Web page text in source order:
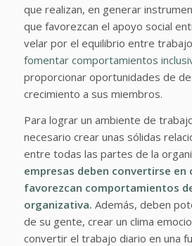
que realizan, en generar
que favorezcan el apoyo social
velar por el equilibrio entre
fomentar comportamientos
proporcionar oportunidades de
crecimiento a sus miembros.
Para lograr un ambiente de
necesario crear unas sólidas
entre todas las partes de la
empresas deben convertirse en
favorezcan comportamientos
organizativa. Además, deben
de su gente, crear un clima
convertir el trabajo diario en una